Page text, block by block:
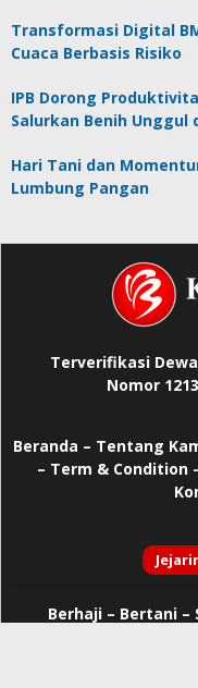
Transformasi Digital
Cuaca Berbasis Risiko
IPB Dorong
Salurkan Benih
Hari Tani dan
Lumbung Pangan
Terverifikasi
Nomor
Beranda – Tentang
– Term & Condition
Berhaji– Bertani –